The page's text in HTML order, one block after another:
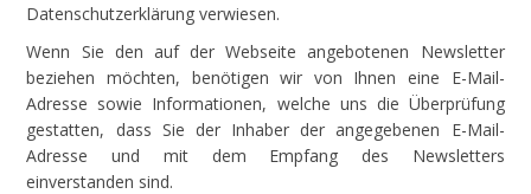
Datenschutzerklärung verwiesen.
Wenn Sie den auf der Webseite angebotenen Newsletter
beziehen möchten, benötigen wir von Ihnen eine E-Mail-
Adresse sowie Informationen, welche uns die Überprüfung
gestatten, dass Sie der Inhaber der angegebenen E-Mail-
Adresse und mit dem Empfang des Newsletters
einverstanden sind.